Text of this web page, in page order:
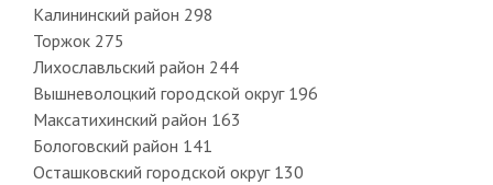
Калининский район 298
Торжок 275
Лихославльский район 244
Вышневолоцкий городской округ 196
Максатихинский район 163
Бологовский район 141
Осташковский городской округ 130